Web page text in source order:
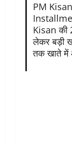
PM
Kisan की
लेकर बड़ी
तक खाते में